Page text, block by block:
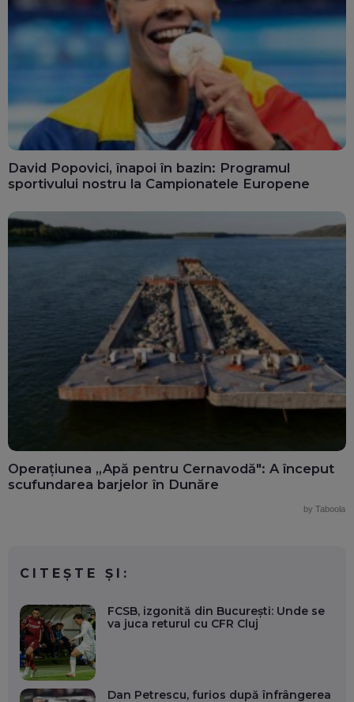
David Popovici, înapoi în bazin: Programul
sportivului nostru la Campionatele Europene
Operațiunea „Apă pentru Cernavodă": A început
scufundarea barjelor în Dunăre
by Taboola
CITEȘTE ȘI:
FCSB, izgonită din București: Unde se
va juca returul cu CFR Cluj
Dan Petrescu, furios după înfrângerea